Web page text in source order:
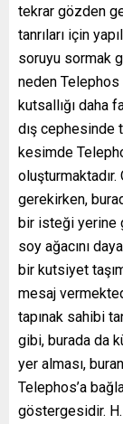
tekrar gözden
tanrıları için
soruyu sormak
neden
kutsallığı daha
dış cephesinde
kesimde
gerekirken,
bir isteği yerine
soy ağacını
bir kutsiyet
mesaj
tapınak sahibi
gibi, burada da
yer alması,
Telephos’a
göstergesidir.